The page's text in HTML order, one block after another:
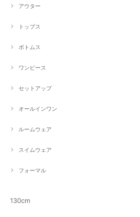
アウター
トップス
ボトムス
ワンピース
セットアップ
オールインワン
ルームウェア
スイムウェア
フォーマル
130cm